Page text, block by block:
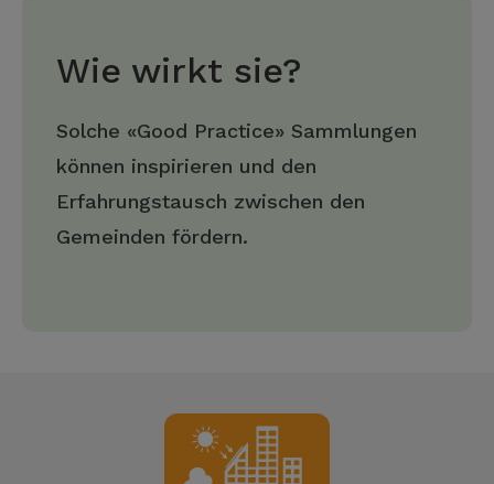
Wie wirkt sie?
Solche «Good Practice» Sammlungen
können inspirieren und den
Erfahrungstausch zwischen den
Gemeinden fördern.